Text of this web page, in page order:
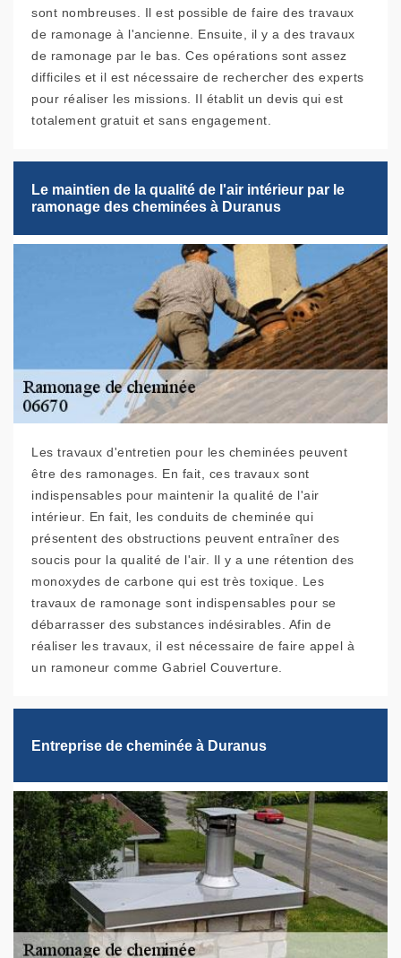
sont nombreuses. Il est possible de faire des travaux
de ramonage à l'ancienne. Ensuite, il y a des travaux
de ramonage par le bas. Ces opérations sont assez
difficiles et il est nécessaire de rechercher des experts
pour réaliser les missions. Il établit un devis qui est
totalement gratuit et sans engagement.
Le maintien de la qualité de l'air intérieur par le
ramonage des cheminées à Duranus
Les travaux d'entretien pour les cheminées peuvent
être des ramonages. En fait, ces travaux sont
indispensables pour maintenir la qualité de l'air
intérieur. En fait, les conduits de cheminée qui
présentent des obstructions peuvent entraîner des
soucis pour la qualité de l'air. Il y a une rétention des
monoxydes de carbone qui est très toxique. Les
travaux de ramonage sont indispensables pour se
débarrasser des substances indésirables. Afin de
réaliser les travaux, il est nécessaire de faire appel à
un ramoneur comme Gabriel Couverture.
Entreprise de cheminée à Duranus